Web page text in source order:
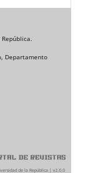
Departamento
de la República | v2.0.0